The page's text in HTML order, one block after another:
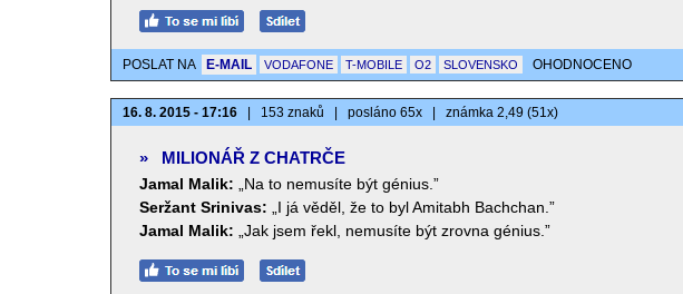
POSLAT NA E-MAIL VODAFONE T-MOBILE O2 SLOVENSKO OHODNOCENO
16. 8. 2015 - 17:16 153 znaků posláno 65x známka 2,49 (51x)
» MILIONÁŘ Z CHATRČE
Jamal Malik:
„Na to nemusíte být génius.”
Seržant Srinivas:
„I já věděl, že to byl Amitabh Bachchan.”
Jamal Malik:
„Jak jsem řekl, nemusíte být zrovna génius.”